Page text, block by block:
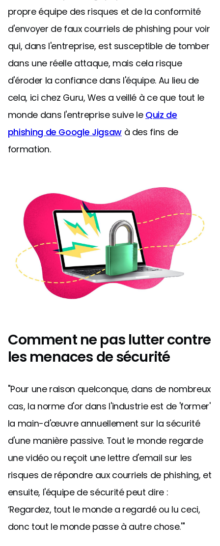
propre équipe des risques et de la conformité
d'envoyer de faux courriels de phishing pour voir
qui, dans l'entreprise, est susceptible de tomber
dans une réelle attaque, mais cela risque
d'éroder la confiance dans l'équipe. Au lieu de
cela, ici chez Guru, Wes a veillé à ce que tout le
monde dans l'entreprise suive le Quiz de
phishing de Google Jigsawà des fins de
formation.
Comment ne pas lutter contre
les menaces de sécurité
"Pour une raison quelconque, dans de nombreux
cas, la norme d'or dans l'industrie est de 'former'
la main-d'œuvre annuellement sur la sécurité
d'une manière passive. Tout le monde regarde
une vidéo ou reçoit une lettre d'email sur les
risques de répondre aux courriels de phishing, et
ensuite, l'équipe de sécurité peut dire :
‘Regardez, tout le monde a regardé ou lu ceci,
donc tout le monde passe à autre chose.'"